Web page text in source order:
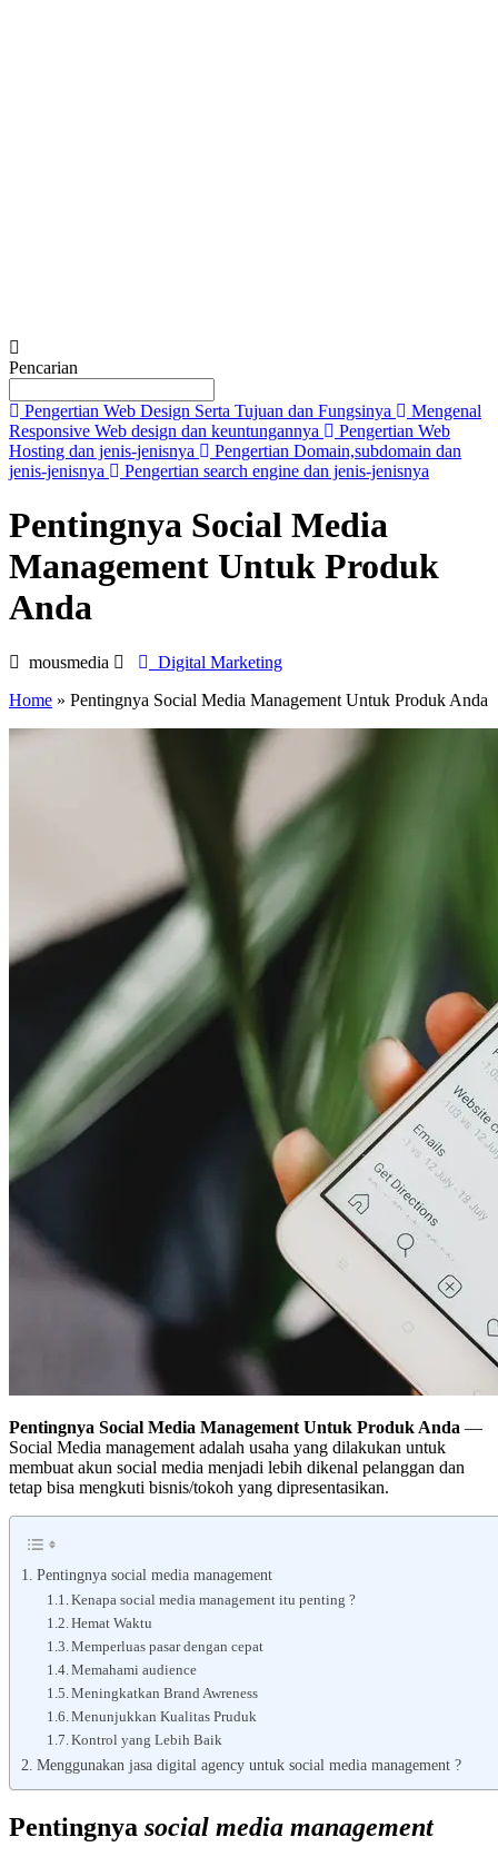
Pencarian
Pengertian Web Design Serta Tujuan dan Fungsinya
Mengenal
Responsive Web design dan keuntungannya
Pengertian Web
Hosting dan jenis-jenisnya
Pengertian Domain,subdomain dan
jenis-jenisnya
Pengertian search engine dan jenis-jenisnya
Pentingnya Social Media
Management Untuk Produk
Anda
mousmedia
Digital Marketing
Home » Pentingnya Social Media Management Untuk Produk Anda
Pentingnya Social Media Management Untuk Produk Anda —
Social Media management adalah usaha yang dilakukan untuk
membuat akun social media menjadi lebih dikenal pelanggan dan
tetap bisa mengkuti bisnis/tokoh yang dipresentasikan.
Pentingnya social media management
Kenapa social media management itu penting ?
Hemat Waktu
Memperluas pasar dengan cepat
Memahami audience
Meningkatkan Brand Awreness
Menunjukkan Kualitas Pruduk
Kontrol yang Lebih Baik
Menggunakan jasa digital agency untuk social media management ?
Pentingnya social media management